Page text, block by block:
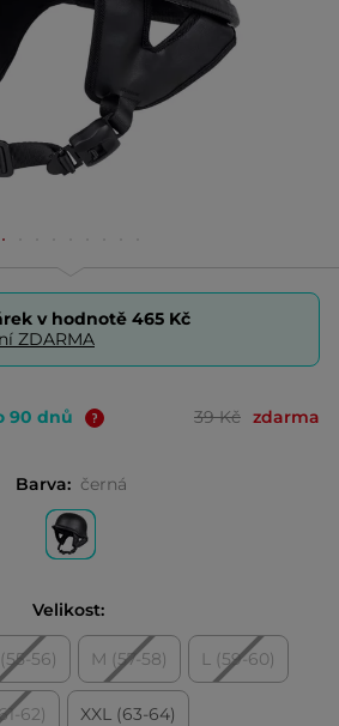
v hodnotě 465 Kč
ZDARMA
90 dnů 39 Kč zdarma
Barva: černá
Velikost:
56) M (57-58) L (59-60)
62) XXL (63-64)